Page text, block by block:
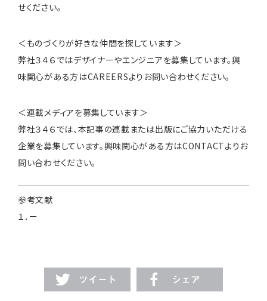
せください。
＜ものづくりが好きな仲間を探しています＞
弊社３４６ではデザイナーやエンジニアを募集しています。興
味関心がある方はCAREERSよりお問い合わせください。
＜連載メディアを募集しています＞
弊社３４６では、本記事の連載または出版にご協力いただける
企業を募集しています。興味関心がある方はCONTACTよりお
問い合わせください。
参考文献
１．ー
ツイート シェア